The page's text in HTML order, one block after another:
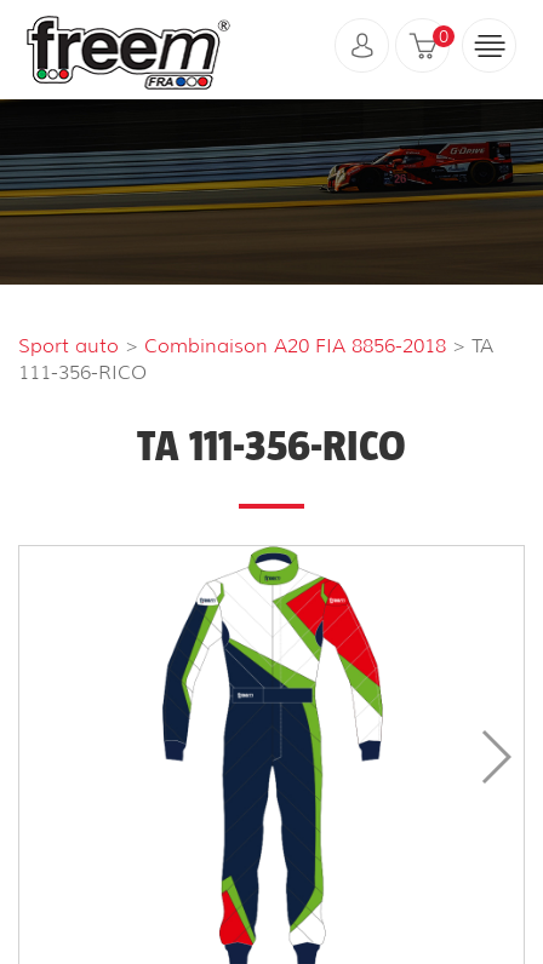
0
Sport auto > Combinaison A20 FIA 8856-2018 > TA
111-356-RICO
TA 111-356-RICO